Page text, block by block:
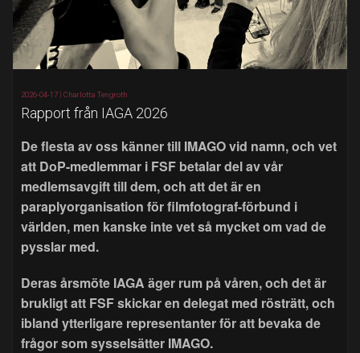
2026-04-17 | Charlotta Tengroth
Rapport från IAGA 2026
De flesta av oss känner till IMAGO vid namn, och vet
att DoP-medlemmar i FSF betalar del av vår
medlemsavgift till dem, och att det är en
paraplyorganisation för filmfotograf-förbund i
världen, men kanske inte vet så mycket om vad de
pysslar med.
Deras årsmöte IAGA äger rum på våren, och det är
brukligt att FSF skickar en delegat med rösträtt, och
ibland ytterligare representanter för att bevaka de
frågor som sysselsätter IMAGO.